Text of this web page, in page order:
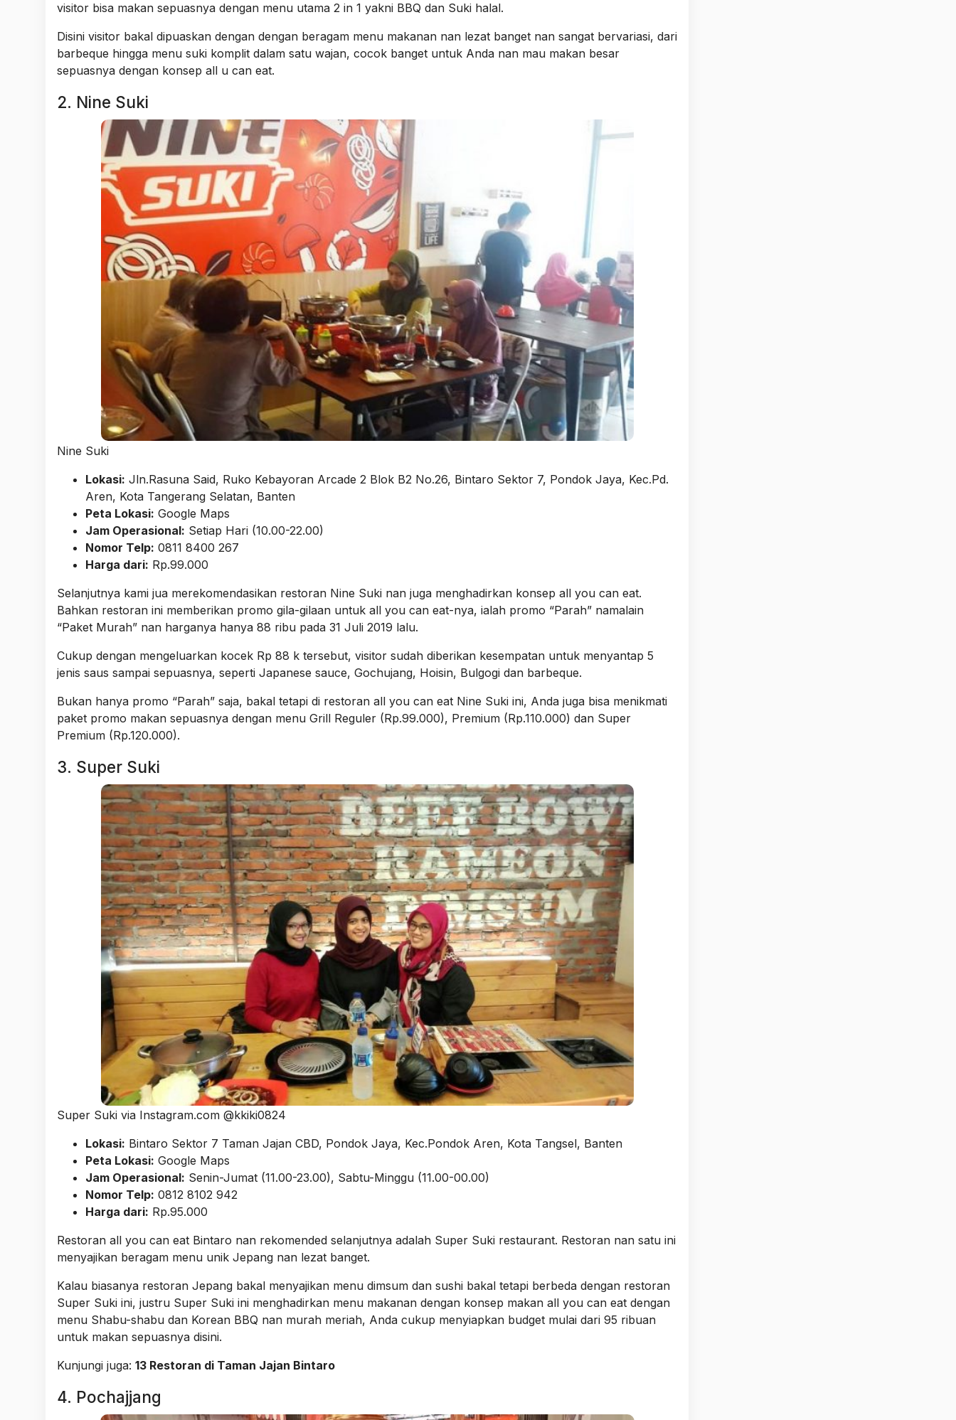
visitor bisa makan sepuasnya dengan menu utama 2 in 1 yakni BBQ dan Suki halal.
Disini visitor bakal dipuaskan dengan dengan beragam menu makanan nan lezat banget nan sangat bervariasi, dari
barbeque hingga menu suki komplit dalam satu wajan, cocok banget untuk Anda nan mau makan besar
sepuasnya dengan konsep all u can eat.
2. Nine Suki
Nine Suki
Lokasi: Jln.Rasuna Said, Ruko Kebayoran Arcade 2 Blok B2 No.26, Bintaro Sektor 7, Pondok Jaya, Kec.Pd.
Aren, Kota Tangerang Selatan, Banten
Peta Lokasi: Google Maps
Jam Operasional: Setiap Hari (10.00-22.00)
Nomor Telp: 0811 8400 267
Harga dari: Rp.99.000
Selanjutnya kami jua merekomendasikan restoran Nine Suki nan juga menghadirkan konsep all you can eat.
Bahkan restoran ini memberikan promo gila-gilaan untuk all you can eat-nya, ialah promo “Parah” namalain
“Paket Murah” nan harganya hanya 88 ribu pada 31 Juli 2019 lalu.
Cukup dengan mengeluarkan kocek Rp 88 k tersebut, visitor sudah diberikan kesempatan untuk menyantap 5
jenis saus sampai sepuasnya, seperti Japanese sauce, Gochujang, Hoisin, Bulgogi dan barbeque.
Bukan hanya promo “Parah” saja, bakal tetapi di restoran all you can eat Nine Suki ini, Anda juga bisa menikmati
paket promo makan sepuasnya dengan menu Grill Reguler (Rp.99.000), Premium (Rp.110.000) dan Super
Premium (Rp.120.000).
3. Super Suki
Super Suki via Instagram.com @kkiki0824
Lokasi: Bintaro Sektor 7 Taman Jajan CBD, Pondok Jaya, Kec.Pondok Aren, Kota Tangsel, Banten
Peta Lokasi: Google Maps
Jam Operasional: Senin-Jumat (11.00-23.00), Sabtu-Minggu (11.00-00.00)
Nomor Telp: 0812 8102 942
Harga dari: Rp.95.000
Restoran all you can eat Bintaro nan rekomended selanjutnya adalah Super Suki restaurant. Restoran nan satu ini
menyajikan beragam menu unik Jepang nan lezat banget.
Kalau biasanya restoran Jepang bakal menyajikan menu dimsum dan sushi bakal tetapi berbeda dengan restoran
Super Suki ini, justru Super Suki ini menghadirkan menu makanan dengan konsep makan all you can eat dengan
menu Shabu-shabu dan Korean BBQ nan murah meriah, Anda cukup menyiapkan budget mulai dari 95 ribuan
untuk makan sepuasnya disini.
Kunjungi juga: 13 Restoran di Taman Jajan Bintaro
4. Pochajjang